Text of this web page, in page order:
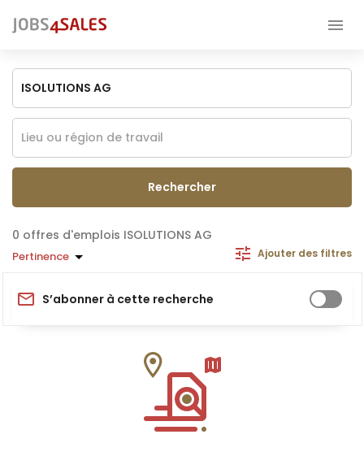
Rechercher
offres d'emplois ISOLUTIONS AG
Pertinence Ajouter des filtres
S’abonner à cette recherche